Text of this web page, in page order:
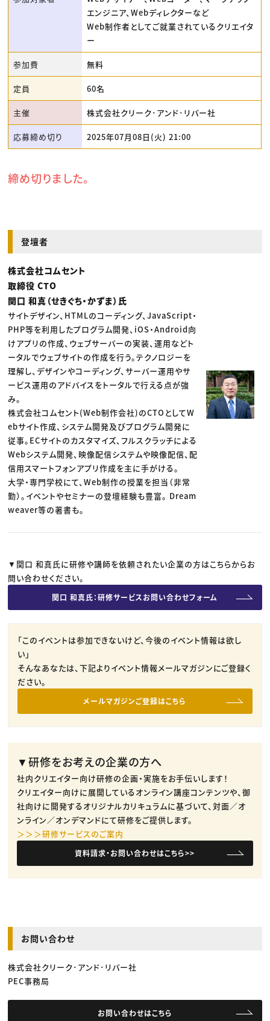
エンジニア、Webディレクターなど
Web制作者としてご就業されているクリエイタ
ー
参加費 無料
定員 60名
主催 株式会社クリーク･アンド･リバー社
応募締め切り 2025年07月08日(火) 21:00
締め切りました。
登壇者
株式会社コムセント
取締役 CTO
関口 和真（せきぐち・かずま）氏
サイトデザイン、HTMLのコーディング、JavaScript・
PHP等を利用したプログラム開発、iOS・Android向
けアプリの作成、ウェブサーバーの実装、運用などト
ータルでウェブサイトの作成を行う。テクノロジーを
理解し、デザインやコーディング、サーバー運用やサ
ービス運用のアドバイスをトータルで行える点が強
み。
株式会社コムセント(Web制作会社)のCTOとしてW
ebサイト作成、システム開発及びプログラム開発に
従事。ECサイトのカスタマイズ、フルスクラッチによる
Webシステム開発、映像配信システムや映像配信、配
信用スマートフォンアプリ作成を主に手がける。
大学・専門学校にて、Web制作の授業を担当（非常
勤）。イベントやセミナーの登壇経験も豊富。 Dream
weaver等の著書も。
▼関口 和真氏に研修や講師を依頼されたい企業の方はこちらからお
問い合わせください。
関口 和真氏：研修サービスお問い合わせフォーム
「このイベントは参加できないけど、今後のイベント情報は欲し
い」
そんなあなたは、下記よりイベント情報メールマガジンにご登録く
ださい。
メールマガジンご登録はこちら
▼研修をお考えの企業の方へ
社内クリエイター向け研修の企画・実施をお手伝いします！
クリエイター向けに展開しているオンライン講座コンテンツや、御
社向けに開発するオリジナルカリキュラムに基づいて、対面／オ
ンライン／オンデマンドにて研修をご提供します。
＞＞＞研修サービスのご案内
資料請求・お問い合わせはこちら>>
お問い合わせ
株式会社クリーク･アンド･リバー社
PEC事務局
お問い合わせはこちら